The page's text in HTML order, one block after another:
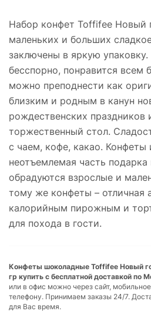
Набор конфет Toffifee Новый
маленьких и больших
заключены в яркую упаковку.
бесспорно, понравится всем
можно преподнести как
близким и родным в канун
рождественских праздников
торжественный стол.
с чаем, кофе, какао. Конфеты
неотъемлемая часть
обрадуются взрослые и
тому же конфеты – отличная
калорийным пирожным и
для похода в гости.
Конфеты шоколадные Toffifee Новый
гр купить с бесплатной доставкой по
или в офис можно через сайт,
телефону. Принимаем заказы 24/7.
для Вас время.